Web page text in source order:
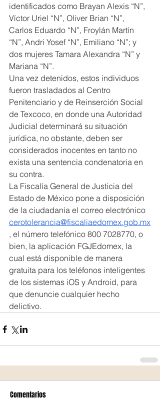
identificados como Brayan Alexis “N”,
Víctor Uriel “N”, Oliver Brian “N”,
Carlos Eduardo “N”, Froylán Martín
“N”, Andri Yosef “N”, Emiliano “N”; y
dos mujeres Tamara Alexandra “N” y
Mariana “N”.
Una vez detenidos, estos individuos
fueron trasladados al Centro
Penitenciario y de Reinserción Social
de Texcoco, en donde una Autoridad
Judicial determinará su situación
jurídica, no obstante, deben ser
considerados inocentes en tanto no
exista una sentencia condenatoria en
su contra.
La Fiscalía General de Justicia del
Estado de México pone a disposición
de la ciudadanía el correo electrónico
cerotolerancia@fiscaliaedomex.gob.mx
, el número telefónico 800 7028770, o
bien, la aplicación FGJEdomex, la
cual está disponible de manera
gratuita para los teléfonos inteligentes
de los sistemas iOS y Android, para
que denuncie cualquier hecho
delictivo.
Comentarios